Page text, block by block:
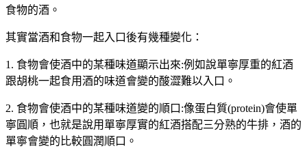
食物的酒。
其實當酒和食物一起入口後有幾種變化：
1. 食物會使酒中的某種味道顯示出來:例如說單寧厚重的紅酒
跟胡桃一起食用酒的味道會變的酸澀難以入口。
2. 食物會使酒中的某種味道變的順口:像蛋白質(protein)會使單
寧圓順，也就是說用單寧厚實的紅酒搭配三分熟的牛排，酒的
單寧會變的比較圓潤順口。